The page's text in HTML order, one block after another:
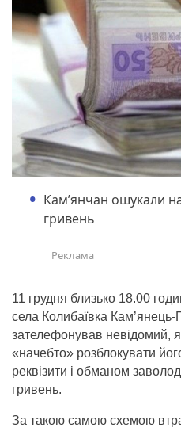
Кам’янчан ошукали
гривень
11 грудня близько 18.00
села Колибаївка Кам’янець-
зателефонував невідомий,
«начебто» розблокувати
реквізити і обманом
гривень.
За такою самою схемою